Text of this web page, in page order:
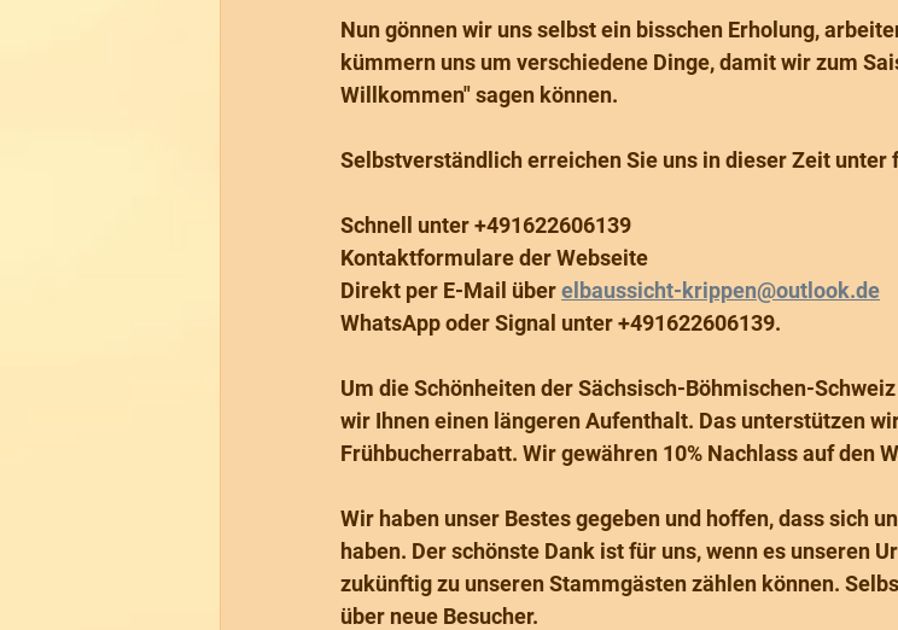
Nun gönnen wir uns selbst ein bisschen Erholung,
kümmern uns um verschiedene Dinge, damit wir zum
Willkommen" sagen können.
Selbstverständlich erreichen Sie uns in dieser Zeit
Schnell unter +491622606139
Kontaktformulare der Webseite
Direkt per E-Mail über elbaussicht-krippen@outlook.de
WhatsApp oder Signal unter +491622606139.
Um die Schönheiten der Sächsisch-Böhmischen-
wir Ihnen einen längeren Aufenthalt. Das unterstützen
Frühbucherrabatt. Wir gewähren 10% Nachlass auf den
Wir haben unser Bestes gegeben und hoffen, dass sich
haben. Der schönste Dank ist für uns, wenn es unseren
zukünftig zu unseren Stammgästen zählen können.
über neue Besucher.